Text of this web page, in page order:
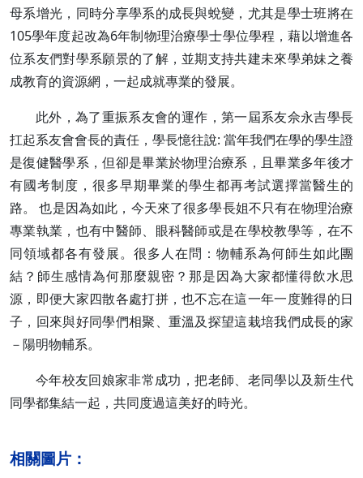
母系增光，同時分享學系的成長與蛻變，尤其是學士班將在
105學年度起改為6年制物理治療學士學位學程，藉以增進各
位系友們對學系願景的了解，並期支持共建未來學弟妹之養
成教育的資源網，一起成就專業的發展。
此外，為了重振系友會的運作，第一屆系友佘永吉學長
扛起系友會會長的責任，學長憶往說: 當年我們在學的學生證
是復健醫學系，但卻是畢業於物理治療系，且畢業多年後才
有國考制度，很多早期畢業的學生都再考試選擇當醫生的
路。 也是因為如此，今天來了很多學長姐不只有在物理治療
專業執業，也有中醫師、眼科醫師或是在學校教學等，在不
同領域都各有發展。很多人在問：物輔系為何師生如此團
結？師生感情為何那麼親密？那是因為大家都懂得飲水思
源，即便大家四散各處打拼，也不忘在這一年一度難得的日
子，回來與好同學們相聚、重溫及探望這栽培我們成長的家
－陽明物輔系。
今年校友回娘家非常成功，把老師、老同學以及新生代
同學都集結一起，共同度過這美好的時光。
相關圖片：